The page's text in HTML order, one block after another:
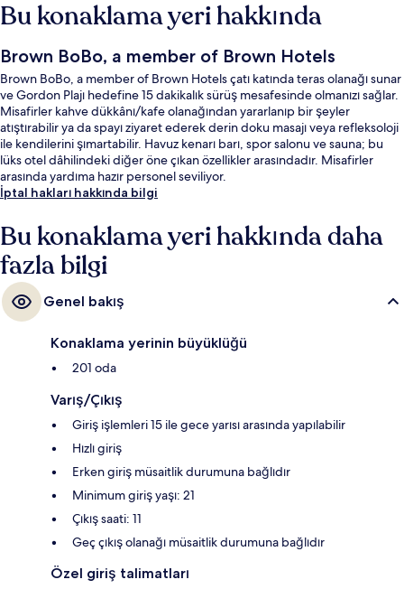
Bu konaklama yeri hakkında
Brown BoBo, a member of Brown Hotels
Brown BoBo, a member of Brown Hotels çatı katında teras olanağı sunar
ve Gordon Plajı hedefine 15 dakikalık sürüş mesafesinde olmanızı sağlar.
Misafirler kahve dükkânı/kafe olanağından yararlanıp bir şeyler
atıştırabilir ya da spayı ziyaret ederek derin doku masajı veya refleksoloji
ile kendilerini şımartabilir. Havuz kenarı barı, spor salonu ve sauna; bu
lüks otel dâhilindeki diğer öne çıkan özellikler arasındadır. Misafirler
arasında yardıma hazır personel seviliyor.
İptal hakları hakkında bilgi
Bu konaklama yeri hakkında daha
fazla bilgi
Genel bakış
Konaklama yerinin büyüklüğü
201 oda
Varış/Çıkış
Giriş işlemleri 15 ile gece yarısı arasında yapılabilir
Hızlı giriş
Erken giriş müsaitlik durumuna bağlıdır
Minimum giriş yaşı: 21
Çıkış saati: 11
Geç çıkış olanağı müsaitlik durumuna bağlıdır
Özel giriş talimatları